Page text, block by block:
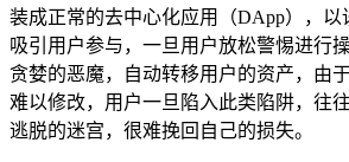
装成正常的去中心化应用（DApp），以
吸引用户参与，一旦用户放松警惕进行
贪婪的恶魔，自动转移用户的资产，由
难以修改，用户一旦陷入此类陷阱，往
逃脱的迷宫，很难挽回自己的损失。